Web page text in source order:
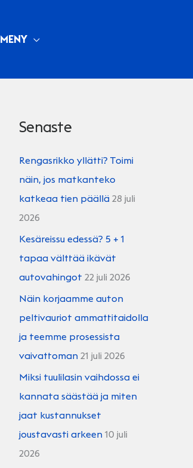
MENY
Senaste
Rengasrikko yllätti? Toimi
näin, jos matkanteko
katkeaa tien päällä 28 juli
2026
Kesäreissu edessä? 5 + 1
tapaa välttää ikävät
autovahingot 22 juli 2026
Näin korjaamme auton
peltivauriot ammattitaidolla
ja teemme prosessista
vaivattoman 21 juli 2026
Miksi tuulilasin vaihdossa ei
kannata säästää ja miten
jaat kustannukset
joustavasti arkeen 10 juli
2026